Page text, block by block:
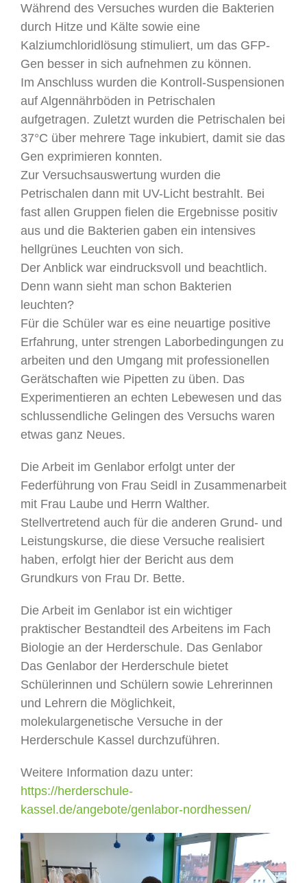
Während des Versuches wurden die Bakterien
durch Hitze und Kälte sowie eine
Kalziumchloridlösung stimuliert, um das GFP-
Gen besser in sich aufnehmen zu können.
Im Anschluss wurden die Kontroll-Suspensionen
auf Algennährböden in Petrischalen
aufgetragen. Zuletzt wurden die Petrischalen bei
37°C über mehrere Tage inkubiert, damit sie das
Gen exprimieren konnten.
Zur Versuchsauswertung wurden die
Petrischalen dann mit UV-Licht bestrahlt. Bei
fast allen Gruppen fielen die Ergebnisse positiv
aus und die Bakterien gaben ein intensives
hellgrünes Leuchten von sich.
Der Anblick war eindrucksvoll und beachtlich.
Denn wann sieht man schon Bakterien
leuchten?
Für die Schüler war es eine neuartige positive
Erfahrung, unter strengen Laborbedingungen zu
arbeiten und den Umgang mit professionellen
Gerätschaften wie Pipetten zu üben. Das
Experimentieren an echten Lebewesen und das
schlussendliche Gelingen des Versuchs waren
etwas ganz Neues.
Die Arbeit im Genlabor erfolgt unter der
Federführung von Frau Seidl in Zusammenarbeit
mit Frau Laube und Herrn Walther.
Stellvertretend auch für die anderen Grund- und
Leistungskurse, die diese Versuche realisiert
haben, erfolgt hier der Bericht aus dem
Grundkurs von Frau Dr. Bette.
Die Arbeit im Genlabor ist ein wichtiger
praktischer Bestandteil des Arbeitens im Fach
Biologie an der Herderschule. Das Genlabor
Das Genlabor der Herderschule bietet
Schülerinnen und Schülern sowie Lehrerinnen
und Lehrern die Möglichkeit,
molekulargenetische Versuche in der
Herderschule Kassel durchzuführen.
Weitere Information dazu unter:
https://herderschule-
kassel.de/angebote/genlabor-nordhessen/